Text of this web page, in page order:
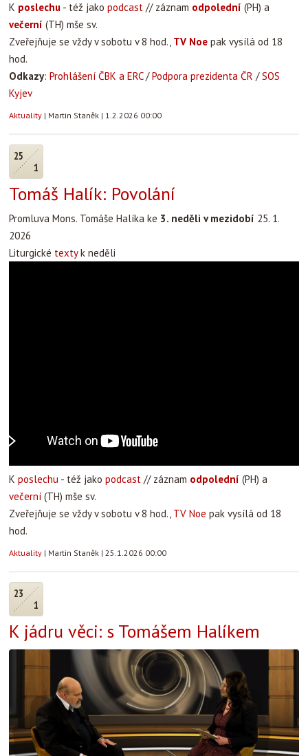
K poslechu - též jako podcast // záznam odpolední (PH) a
večerní (TH) mše sv.
Zveřejňuje se vždy v sobotu v 8 hod., TV Noe pak vysílá od 18
hod.
Odkazy: Prohlášení ČBK a ERC/Podpora prezidenta ČR /SOS
Kyjev
Aktuality | Martin Staněk | 1.2.2026 00:00
25
1
Tomáš Halík: Povolání
Promluva Mons. Tomáše Halíka ke 3. neděli v mezidobí 25. 1.
2026
Liturgické textyk neděli
K poslechu - též jako podcast // záznam odpolední (PH) a
večerní (TH) mše sv.
Zveřejňuje se vždy v sobotu v 8 hod., TV Noe pak vysílá od 18
hod.
Aktuality | Martin Staněk | 25.1.2026 00:00
23
1
K jádru věci: s Tomášem Halíkem